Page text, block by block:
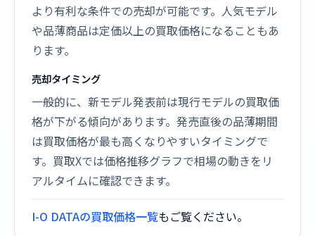
より有利な条件での売却が可能です。人気モデル
や品薄商品は定価以上の買取価格になることもあ
ります。
売却タイミング
一般的に、新モデル発表前は現行モデルの買取価
格が下がる傾向があります。発売直後の品薄期間
は買取価格が最も高くなりやすいタイミングで
す。買取Xでは価格推移グラフで相場の動きをリ
アルタイムに確認できます。
I-O DATAの買取価格一覧もご覧ください。